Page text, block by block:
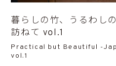
暮らしの竹、うるわし
訪ねて vol.1
Practical but Beautiful -
vol.1